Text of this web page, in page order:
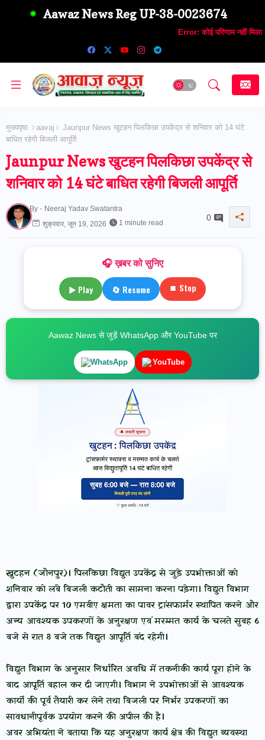
Aawaz News Reg UP-38-0023674
Error: कोई परिणाम नहीं मिला
मुख्यपृष्ठ aavaj
Jaunpur News खुटहन पिलकिछा उपकेंद्र से शनिवार को 14 घंटे
बाधित रहेगी बिजली आपूर्ति
Jaunpur News खुटहन पिलकिछा उपकेंद्र से
शनिवार को 14 घंटे बाधित रहेगी बिजली आपूर्ति
By - Neeraj Yadav Swatantra
शुक्रवार, जून 19, 2026
1 minute read
0
🎧 ख़बर को सुनिए
▶ Play 🔄 Resume ⏹ Stop
Aawaz News से जुड़ें WhatsApp और YouTube पर
WhatsApp YouTube
खुटहन (जौनपुर)। पिलकिछा विद्युत उपकेंद्र से जुड़े उपभोक्ताओं को
शनिवार को लंबे बिजली कटौती का सामना करना पड़ेगा। विद्युत विभाग
द्वारा उपकेंद्र पर 10 एमवीए क्षमता का पावर ट्रांसफार्मर स्थापित करने और
अन्य आवश्यक उपकरणों के अनुरक्षण एवं मरम्मत कार्य के चलते सुबह 6
बजे से रात 8 बजे तक विद्युत आपूर्ति बंद रहेगी।
विद्युत विभाग के अनुसार निर्धारित अवधि में तकनीकी कार्य पूरा होने के
बाद आपूर्ति बहाल कर दी जाएगी। विभाग ने उपभोक्ताओं से आवश्यक
कार्यों की पूर्व तैयारी कर लेने तथा बिजली पर निर्भर उपकरणों का
सावधानीपूर्वक उपयोग करने की अपील की है।
अवर अभियंता ने बताया कि यह अनुरक्षण कार्य क्षेत्र की विद्युत व्यवस्था